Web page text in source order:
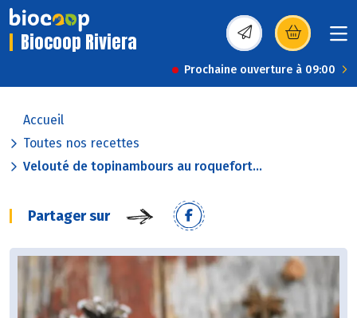
Biocoop Riviera (s’ouvre dans une
Prochaine ouverture à 09:00
Accueil
Toutes nos recettes
Velouté de topinambours au roquefort...
Partager sur